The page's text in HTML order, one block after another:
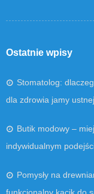
Ostatnie wpisy
Stomatolog:
dla zdrowia jamy ustnej
Butik modowy –
indywidualnym
Pomysły na
funkcjonalny kącik do